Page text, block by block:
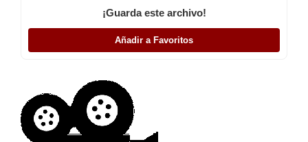
¡Guarda este archivo!
Añadir a Favoritos